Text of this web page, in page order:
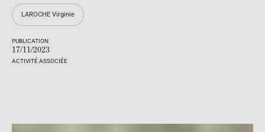
PUBLICATION
17/11/2023
ACTIVITÉ ASSOCIÉE
LAROCHE Virginie